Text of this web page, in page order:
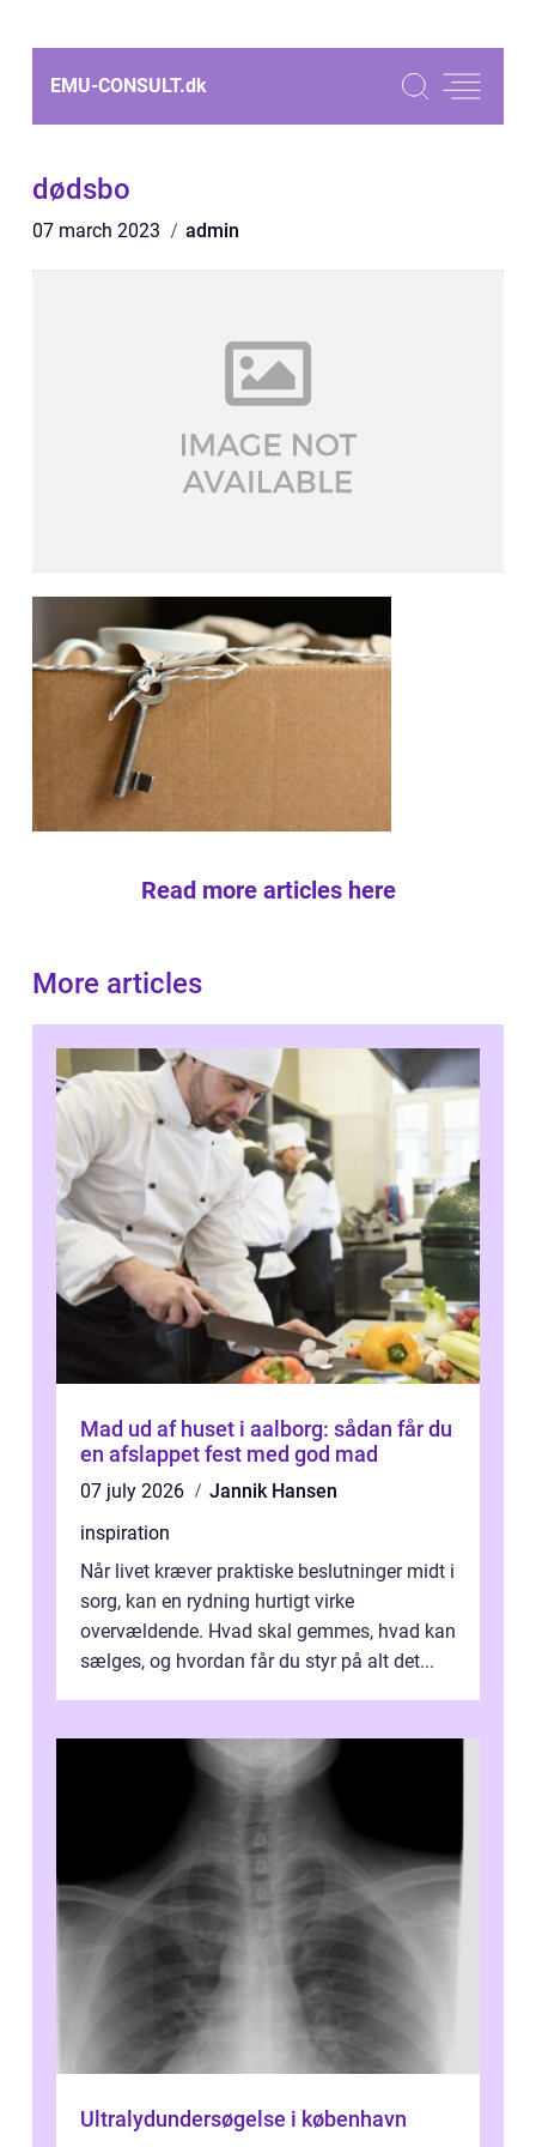
EMU-CONSULT.dk
dødsbo
07 march 2023 admin
Read more articles here
More articles
Mad ud af huset i aalborg: sådan får du
en afslappet fest med god mad
07 july 2026
Jannik Hansen
inspiration
Når livet kræver praktiske beslutninger midt i
sorg, kan en rydning hurtigt virke
overvældende. Hvad skal gemmes, hvad kan
sælges, og hvordan får du styr på alt det...
Ultralydundersøgelse i københavn